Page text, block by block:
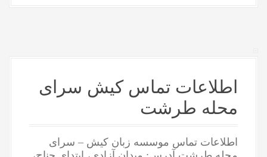
اطلاعات تماس کیش سرای
محله طرشت
اطلاعات تماس موسسه زبان کیش – سرای